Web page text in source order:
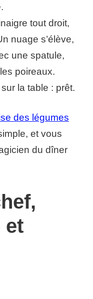
tout droit,
nuage s’élève,
une spatule,
poireaux.
la table : prêt.
des légumes
et vous
du dîner
et